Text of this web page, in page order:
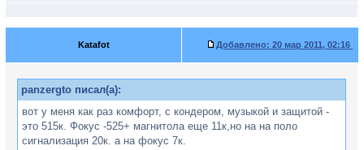
Katafot Добавлено: 20 мар 2011, 02:16
panzergto писал(а):
вот у меня как раз комфорт, с кондером, музыкой и защитой -
это 515к. Фокус -525+ магнитола еще 11к,но на на поло
сигнализация 20к. а на фокус 7к.